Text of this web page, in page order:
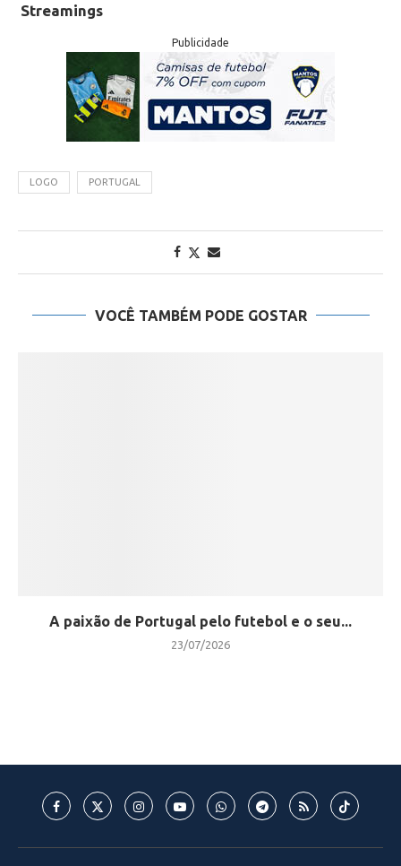
Streamings
Publicidade
LOGO PORTUGAL
VOCÊ TAMBÉM PODE GOSTAR
A paixão de Portugal pelo futebol e o seu...
23/07/2026